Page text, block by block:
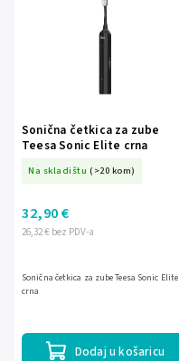
Abecedno
Sonična četkica za zube
Teesa Sonic Elite crna
Na skladištu (>20 kom)
26,32 € bez PDV-a
32,90 €
Dodaj u košaricu
Sonična četkica za zube Teesa Sonic Elite
crna